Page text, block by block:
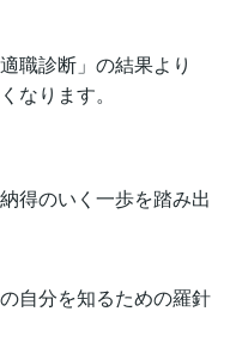
職診断」の結果より
なります。
得のいく一歩を踏み出
自分を知るための羅針